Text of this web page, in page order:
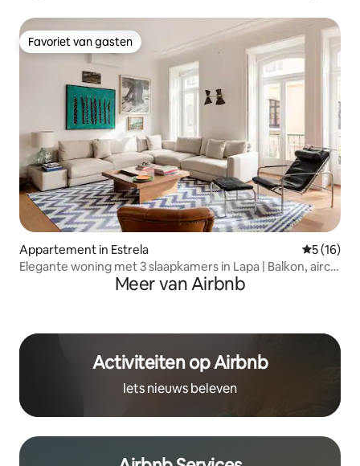
Favoriet van gasten
Favoriet van gasten
Appartement in Estrela
5 (16)
Elegante woning met 3 slaapkamers in Lapa | Balkon, airco
en parkeergelegenheidMeer van Airbnb
Activiteiten op Airbnb
Iets nieuws beleven